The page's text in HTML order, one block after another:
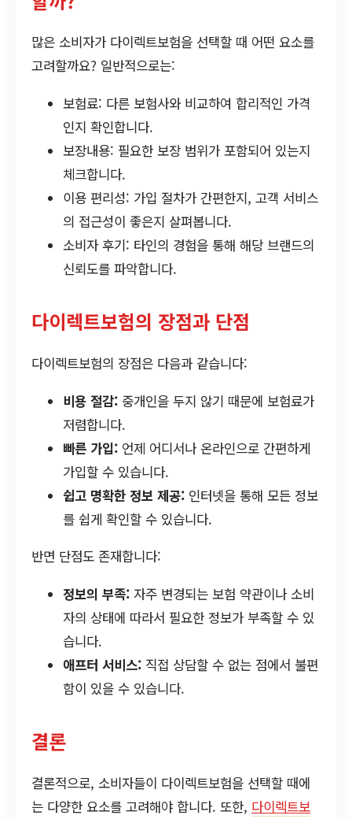
많은 소비자가 다이렉트보험을 선택할 때 어떤 요소를
고려할까요? 일반적으로는:
보험료: 다른 보험사와 비교하여 합리적인 가격
인지 확인합니다.
보장내용: 필요한 보장 범위가 포함되어 있는지
체크합니다.
이용 편리성: 가입 절차가 간편한지, 고객 서비스
의 접근성이 좋은지 살펴봅니다.
소비자 후기: 타인의 경험을 통해 해당 브랜드의
신뢰도를 파악합니다.
다이렉트보험의 장점과 단점
다이렉트보험의 장점은 다음과 같습니다:
비용 절감: 중개인을 두지 않기 때문에 보험료가
저렴합니다.
빠른 가입: 언제 어디서나 온라인으로 간편하게
가입할 수 있습니다.
쉽고 명확한 정보 제공: 인터넷을 통해 모든 정보
를 쉽게 확인할 수 있습니다.
반면 단점도 존재합니다:
정보의 부족: 자주 변경되는 보험 약관이나 소비
자의 상태에 따라서 필요한 정보가 부족할 수 있
습니다.
애프터 서비스: 직접 상담할 수 없는 점에서 불편
함이 있을 수 있습니다.
결론
결론적으로, 소비자들이 다이렉트보험을 선택할 때에
는 다양한 요소를 고려해야 합니다. 또한, 다이렉트보